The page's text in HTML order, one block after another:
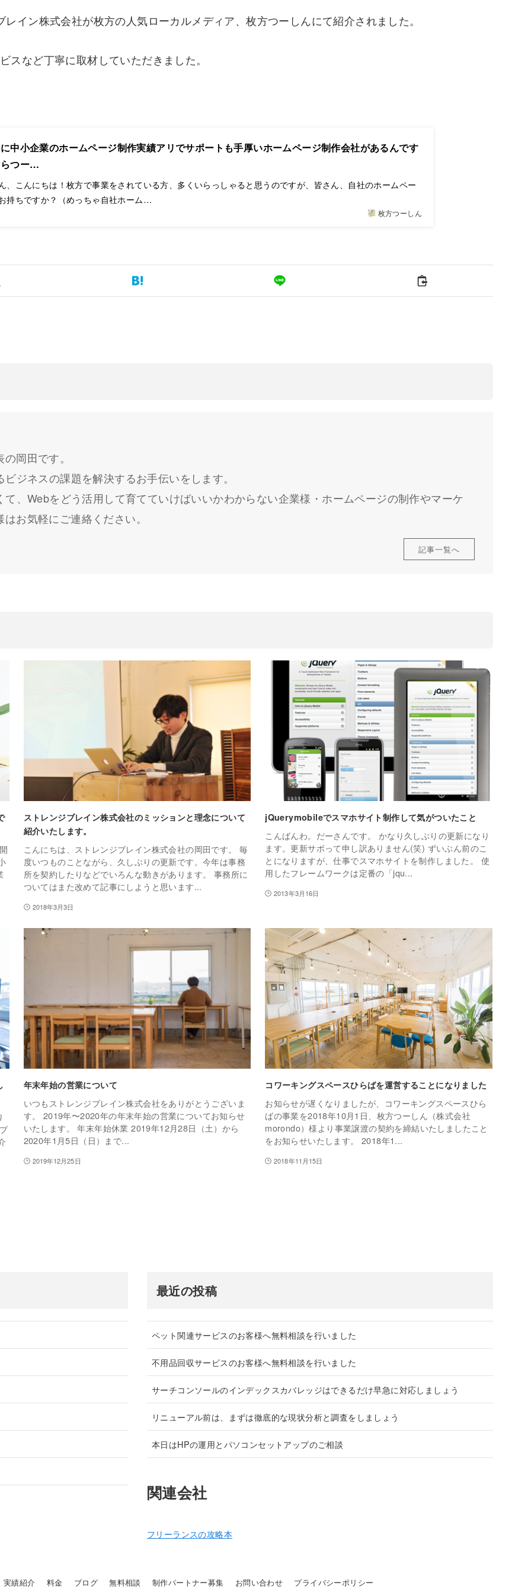
イン株式会社が枚方の人気ローカルメディア、枚方つーしんにて紹介されました。
など丁寧に取材していただきました。
中小企業のホームページ制作実績アリでサポートも手厚いホームページ制作会社があるんです
つー…
、こんにちは！枚方で事業をされている方、多くいらっしゃると思うのですが、皆さん、自社のホームペー
持ちですか？（めっちゃ自社ホーム…
枚方つーしん
岡田です。
ジネスの課題を解決するお手伝いをします。
、Webをどう活用して育てていけばいいかわからない企業様・ホームページの制作やマーケ
お気軽にご連絡ください。
記事一覧へ
ストレンジブレイン株式会社のミッションと理念について
紹介いたします。
こんにちは、ストレンジブレイン株式会社の岡田です。 毎
度いつものことながら、久しぶりの更新です。今年は事務
所を契約したりなどでいろんな動きがあります。 事務所に
ついてはまた改めて記事にしようと思います...
2018年3月3日
jQuerymobileでスマホサイト制作して気がついたこと
こんばんわ。だーさんです。 かなり久しぶりの更新になり
ます。更新サボって申し訳ありません(笑) ずいぶん前のこ
とになりますが、仕事でスマホサイトを制作しました。 使
用したフレームワークは定番の「jqu...
2013年3月16日
年末年始の営業について
いつもストレンジブレイン株式会社をありがとうございま
す。 2019年〜2020年の年末年始の営業についてお知らせ
いたします。 年末年始休業 2019年12月28日（土）から
2020年1月5日（日）まで...
2019年12月25日
コワーキングスペースひらばを運営することになりました
お知らせが遅くなりましたが、コワーキングスペースひら
ばの事業を2018年10月1日、枚方つーしん（株式会社
morondo）様より事業譲渡の契約を締結いたしましたこと
をお知らせいたします。 2018年1...
2018年11月15日
最近の投稿
ペット関連サービスのお客様へ無料相談を行いました
不用品回収サービスのお客様へ無料相談を行いました
サーチコンソールのインデックスカバレッジはできるだけ早急に対応しましょう
リニューアル前は、まずは徹底的な現状分析と調査をしましょう
本日はHPの運用とパソコンセットアップのご相談
関連会社
フリーランスの攻略本
実績紹介 料金 ブログ 無料相談 制作パートナー募集 お問い合わせ プライバシーポリシー